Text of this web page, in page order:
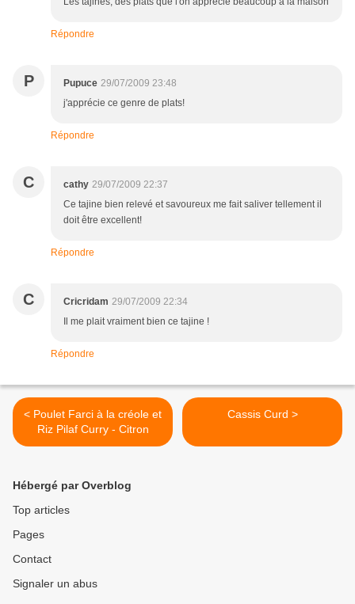
Répondre
P Pupuce 29/07/2009 23:48
j'apprécie ce genre de plats!
Répondre
C cathy 29/07/2009 22:37
Ce tajine bien relevé et savoureux me fait saliver tellement il
doit être excellent!
Répondre
C Cricridam 29/07/2009 22:34
Il me plait vraiment bien ce tajine !
Répondre
< Poulet Farci à la créole et
Riz Pilaf Curry - Citron
Cassis Curd >
Hébergé par Overblog
Top articles
Pages
Contact
Signaler un abus